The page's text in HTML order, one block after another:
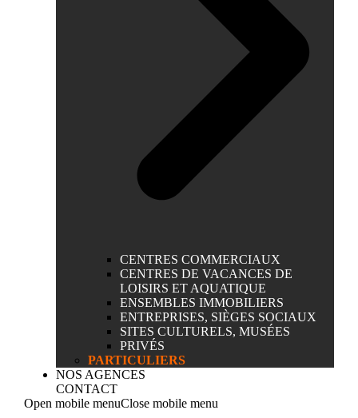
CENTRES COMMERCIAUX
CENTRES DE VACANCES DE
LOISIRS ET AQUATIQUE
ENSEMBLES IMMOBILIERS
ENTREPRISES, SIÈGES SOCIAUX
SITES CULTURELS, MUSÉES
PRIVÉS
PARTICULIERS
NOS AGENCES
CONTACT
Open mobile menuClose mobile menu